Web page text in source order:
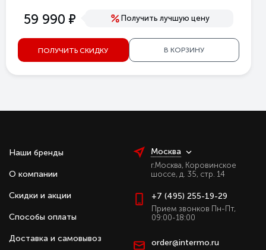
59 990 е Получить лучшую цену
ПОЛУЧИТЬ СКИДКУ В КОРЗИНУ
Наши бренды
О компании
Скидки и акции
Способы оплаты
Доставка и самовывоз
Москва
г.Москва, Коровинское
шоссе, д. 35, стр. 14
+7 (495) 255-19-29
Прием звонков Пн-Пт,
09:00-18:00
order@intermo.ru